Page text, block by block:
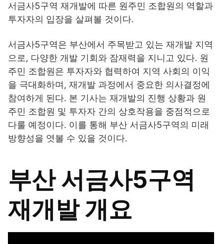
서금사5구역 재개발에 따른 원주민 조합원의 역할과
투자자의 입장을 살펴볼 것이다.
서금사5구역은 부산에서 주목받고 있는 재개발 지역
으로, 다양한 개발 기회와 잠재력을 지니고 있다. 원
주민 조합원은 투자자와 협력하여 지역 사회의 이익
을 극대화하며, 재개발 과정에서 중요한 의사결정에
참여하게 된다. 본 기사는 재개발의 진행 상황과 원
주민 조합원 및 투자자 간의 상호작용을 중점적으로
다룰 예정이다. 이를 통해 부산 서금사5구역의 미래
방향성을 엿볼 수 있을 것이다.
부산 서금사5구역
재개발 개요